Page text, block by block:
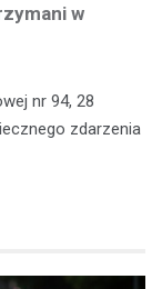
w
nr 94, 28
zdarzenia